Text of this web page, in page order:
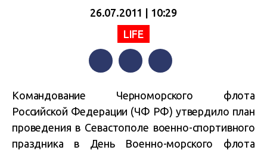
26.07.2011 | 10:29
LIFE
Командование Черноморского флота
Российской Федерации (ЧФ РФ) утвердило план
проведения в Севастополе военно-спортивного
праздника в День Военно-морского флота